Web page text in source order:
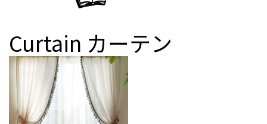
Curtain カーテン